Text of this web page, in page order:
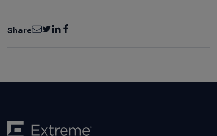
ShareEmailTwitter
LinkedInFacebook